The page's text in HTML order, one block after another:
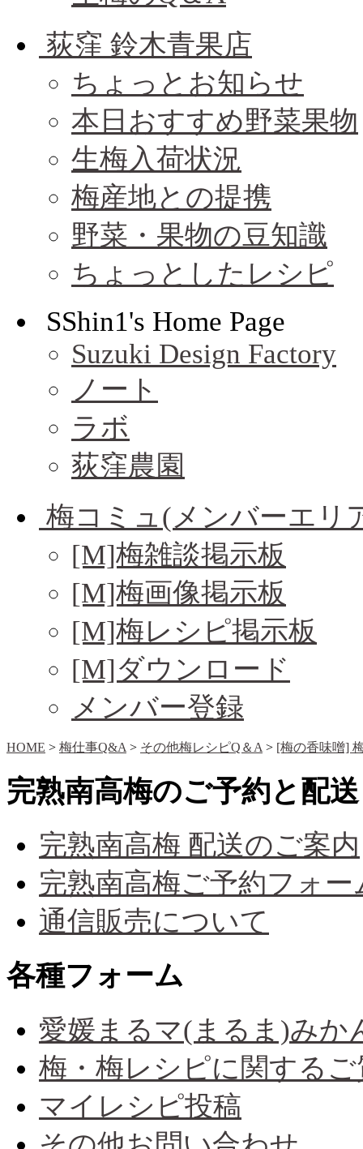
荻窪 鈴木青果店
ちょっとお知らせ
本日おすすめ野菜果物
生梅入荷状況
梅産地との提携
野菜・果物の豆知識
ちょっとしたレシピ
SShin1's Home Page
Suzuki Design Factory
ノート
ラボ
荻窪農園
梅コミュ(メンバーエリ
[M]梅雑談掲示板
[M]梅画像掲示板
[M]梅レシピ掲示板
[M]ダウンロード
メンバー登録
HOME > 梅仕事Q&A > その他梅レシピQ＆A > [梅の香味噌]
完熟南高梅のご予約と配送
完熟南高梅 配送のご案内
完熟南高梅ご予約フォー
通信販売について
各種フォーム
愛媛まるマ(まるま)みか
梅・梅レシピに関するご
マイレシピ投稿